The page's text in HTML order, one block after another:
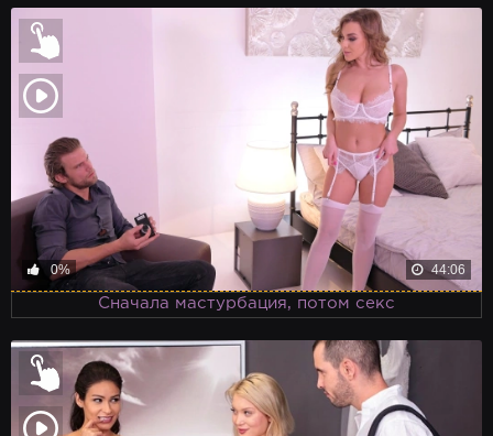
0% 44:06
Сначала мастурбация, потом секс